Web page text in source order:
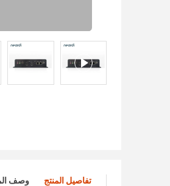
تفاصيل المنتج وصف